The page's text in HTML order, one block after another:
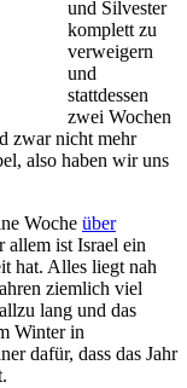
und Silvester
komplett zu
verweigern
und
stattdessen
zwei Wochen
zwar nicht mehr
also haben wir uns
Woche über
allem ist Israel ein
hat. Alles liegt nah
ziemlich viel
lang und das
Winter in
dafür, dass das Jahr